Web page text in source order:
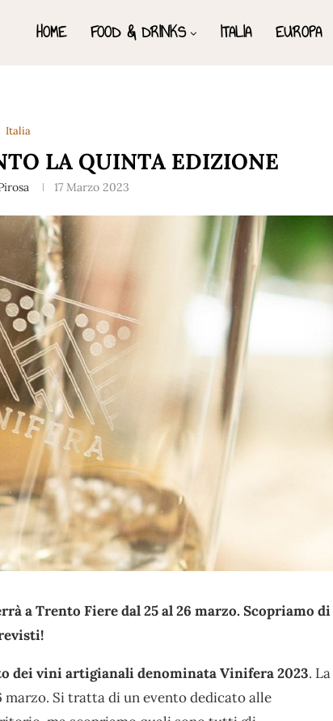
HOME FOOD & DRINKS ITALIA EUROPA
Italia
LA QUINTA EDIZIONE
17 Marzo 2023
a Trento Fiere dal 25 al 26 marzo. Scopriamo di
dei vini artigianali denominata Vinifera 2023. La
marzo. Si tratta di un evento dedicato alle